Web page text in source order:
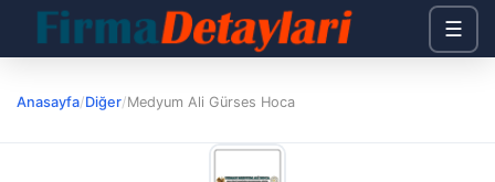
☰
Anasayfa/Diğer/Medyum Ali Gürses Hoca